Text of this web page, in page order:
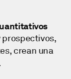
crean una